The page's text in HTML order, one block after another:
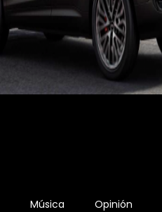
Música Opinión